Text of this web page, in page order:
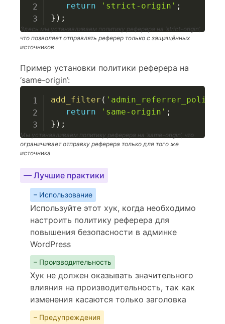
return
'strict-origin' ;
} ) ;
Здесь мы устанавливаем политику реферера на ‘strict-origin’,
что позволяет отправлять реферер только с защищённых
источников
Пример установки политики реферера на
‘same-origin’:
add_filter ( 'admin_referrer_policy'
return
'same-origin' ;
} ) ;
Мы устанавливаем политику реферера на ‘same-origin’, что
ограничивает отправку реферера только для того же
источника
— Лучшие практики
– Использование
Используйте этот хук, когда необходимо
настроить политику реферера для
повышения безопасности в админке
WordPress
– Производительность
Хук не должен оказывать значительного
влияния на производительность, так как
изменения касаются только заголовка
– Предупреждения